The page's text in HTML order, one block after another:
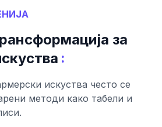
за
:
искуства често се
методи како табели и